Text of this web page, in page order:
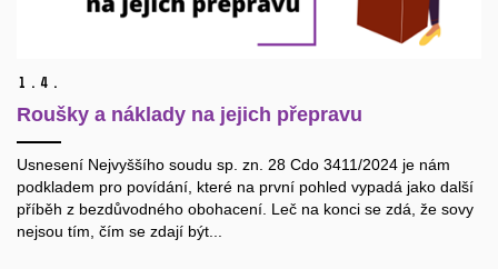
1. 4.
Roušky a náklady na jejich přepravu
Usnesení Nejvyššího soudu sp. zn. 28 Cdo 3411/2024 je nám
podkladem pro povídání, které na první pohled vypadá jako další
příběh z bezdůvodného obohacení. Leč na konci se zdá, že sovy
nejsou tím, čím se zdají být...